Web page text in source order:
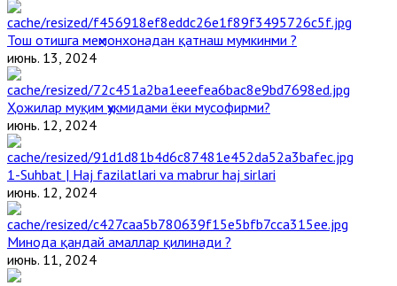
Тош отишга меҳмонхонадан қатнаш мумкинми ?
июнь. 13, 2024
Ҳожилар муқим ҳукмидами ёки мусофирми?
июнь. 12, 2024
1-Suhbat | Haj fazilatlari va mabrur haj sirlari
июнь. 12, 2024
Минода қандай амаллар қилинади ?
июнь. 11, 2024